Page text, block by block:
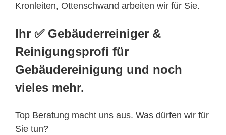
Kronleiten, Ottenschwand arbeiten wir für Sie.
Ihr ✅ Gebäuderreiniger &
Reinigungsprofi für
Gebäudereinigung und noch
vieles mehr.
Top Beratung macht uns aus. Was dürfen wir für
Sie tun?